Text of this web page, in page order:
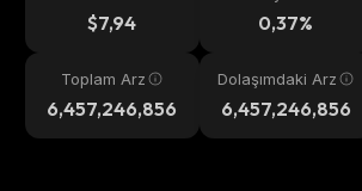
$7,94 0,37%
Toplam Arz
6,457,246,856
Dolaşımdaki Arz
6,457,246,856